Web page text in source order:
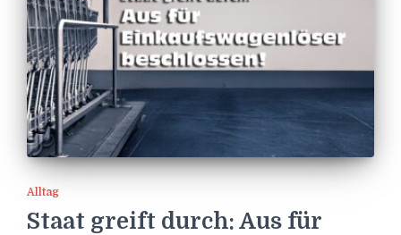
Alltag
Staat greift durch: Aus für